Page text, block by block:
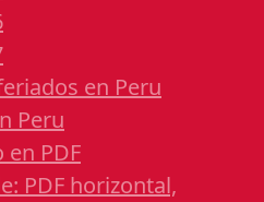
en Peru
Peru
PDF
PDF horizontal,